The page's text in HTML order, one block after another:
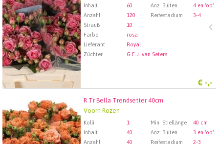
Inhalt
60 Anz. Blüten
4 en 'op'
Anzahl
120 Reifestadium
3-4
Strauß
10
Farbe
rosa
Lieferant
Royal FloraHolland Aalsmeer
Züchter
G.F.J. van Seters
€ -,-
R Tr Bella Trendsetter 40cm
Voorn Rozen
Kolli 1 Min. Stiellänge
40 cm
Inhalt
40 Anz. Blüten
3 en 'op'
Anzahl
40 Reifestadium
2-3
R Tr Bella Trendsetter 40cm
Wählen Sie zuerst ein Abfartdatum.